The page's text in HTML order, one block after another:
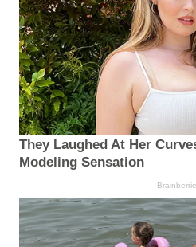
They Laughed At Her
Modeling Sensation